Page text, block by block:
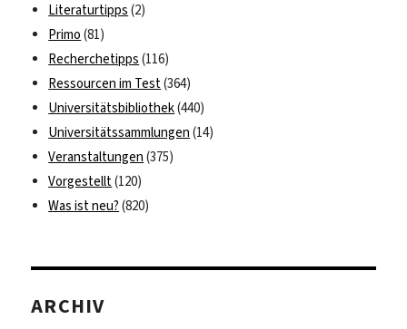
Literaturtipps (2)
Primo (81)
Recherchetipps (116)
Ressourcen im Test(364)
Universitätsbibliothek(440)
Universitätssammlungen (14)
Veranstaltungen (375)
Vorgestellt(120)
Was ist neu? (820)
ARCHIV